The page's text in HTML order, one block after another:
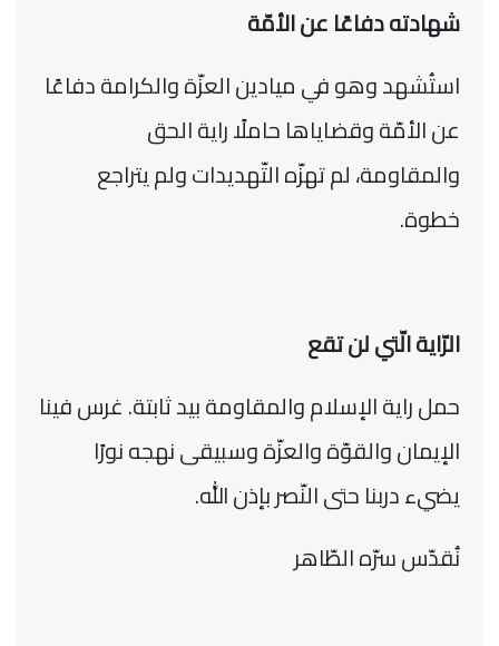
شهادته دفاعًا عن الأمّة
استُشهد وهو في ميادين العزّة والكرامة دفاعًا
عن الأمّة وقضاياها حاملًا راية الحق
والمقاومة، لم تهزّه التّهديدات ولم يتراجع
خطوة.
الرّاية الّتي لن تقع
حمل راية الإسلام والمقاومة بيد ثابتة. غرس فينا
الإيمان والقوّة والعزّة وسبیقی نهجه نورًا
يضيء دربنا حتى النّصر بإذن الله.
نُقدّس سرّه الطّاهر